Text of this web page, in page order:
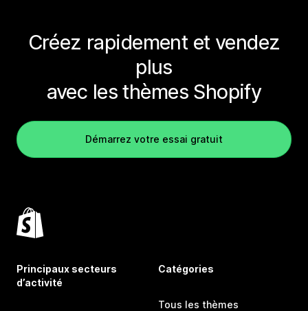
Créez rapidement et vendez
plus
avec les thèmes Shopify
Démarrez votre essai gratuit
Principaux secteurs
d’activité
Catégories
Tous les thèmes